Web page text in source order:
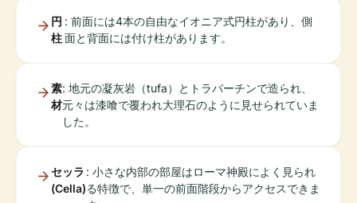
円
柱
: 前面には4本の自由なイオニア式円柱があり、側
面と背面には付け柱があります。
素
材
: 地元の凝灰岩（tufa）とトラバーチンで造られ、
元々は漆喰で覆われ大理石のように見せられていま
した。
セッラ
(Cella)
: 小さな内部の部屋はローマ神殿によく見られ
る特徴で、単一の前面階段からアクセスできま